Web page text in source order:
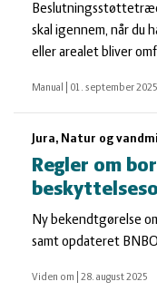
skal igennem, når du
eller arealet bliver
Manual 01. september 2025
Jura, Natur og
Regler om
Ny bekendtgørelse
samt opdateret
Viden om 28. august 2025